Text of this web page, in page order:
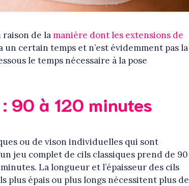
raison de lamanière dont les extensions de
un certain temps et n’est évidemment pas la
le temps nécessaire à la pose
90 à 120 minutes
ou de vison individuelles qui sont
jeu complet de cils classiques prend de 90
La longueur et l’épaisseur des cils
plus épais ou plus longs nécessitent plus de